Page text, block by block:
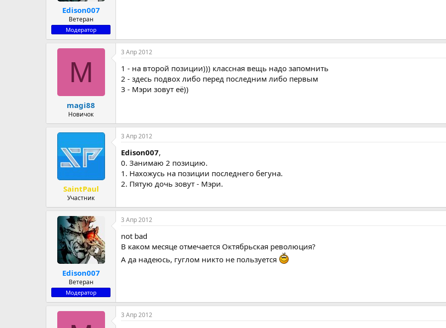
Edison007
Ветеран
Модератор
M
magi88
Новичок
3 Апр 2012
1 - на второй позиции))) классная вещь надо запомнить
2 - здесь подвох либо перед последним либо первым
3 - Мэри зовут её))
SaintPaul
Участник
3 Апр 2012
Edison007,
0. Занимаю 2 позицию.
1. Нахожусь на позиции последнего бегуна.
2. Пятую дочь зовут - Мэри.
Edison007
Ветеран
Модератор
3 Апр 2012
not bad
В каком месяце отмечается Октябрьская революция?
А да надеюсь, гуглом никто не пользуется
3 Апр 2012